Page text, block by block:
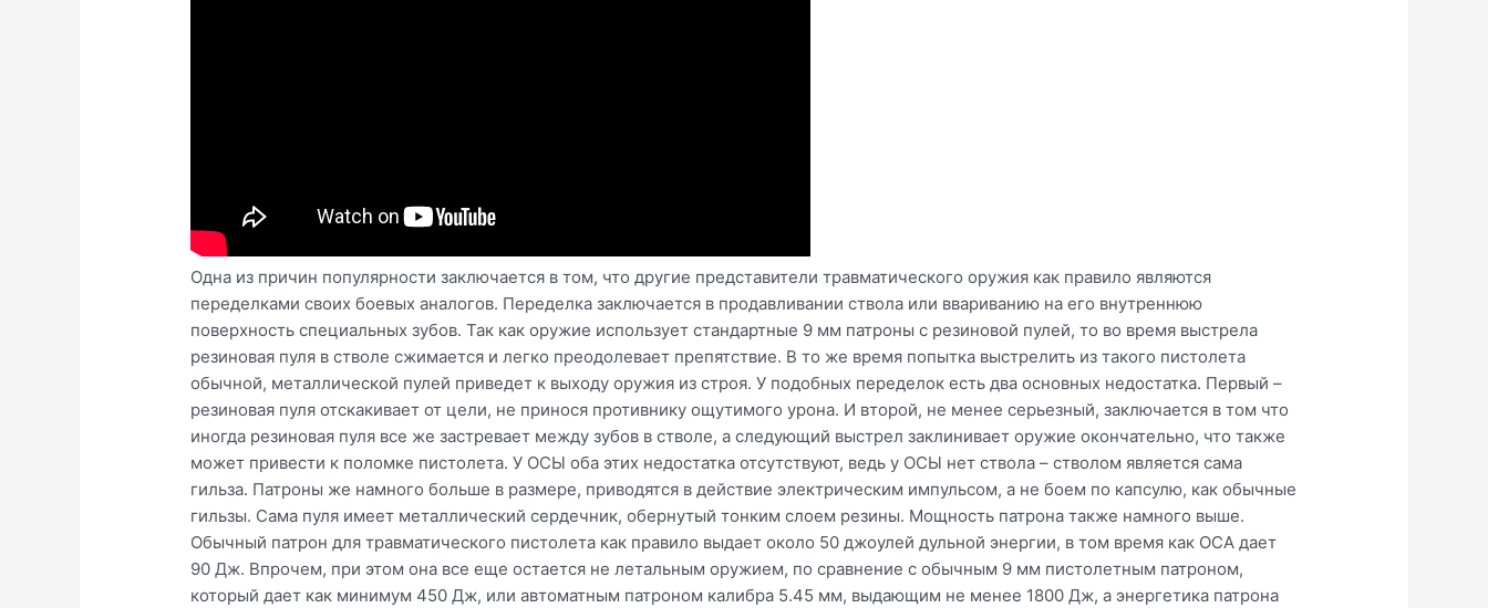
Одна из причин популярности заключается в том, что другие представители травматического оружия как правило являются
переделками своих боевых аналогов. Переделка заключается в продавливании ствола или ввариванию на его внутреннюю
поверхность специальных зубов. Так как оружие использует стандартные 9 мм патроны с резиновой пулей, то во время выстрела
резиновая пуля в стволе сжимается и легко преодолевает препятствие. В то же время попытка выстрелить из такого пистолета
обычной, металлической пулей приведет к выходу оружия из строя. У подобных переделок есть два основных недостатка. Первый –
резиновая пуля отскакивает от цели, не принося противнику ощутимого урона. И второй, не менее серьезный, заключается в том что
иногда резиновая пуля все же застревает между зубов в стволе, а следующий выстрел заклинивает оружие окончательно, что также
может привести к поломке пистолета. У ОСЫ оба этих недостатка отсутствуют, ведь у ОСЫ нет ствола – стволом является сама
гильза. Патроны же намного больше в размере, приводятся в действие электрическим импульсом, а не боем по капсулю, как обычные
гильзы. Сама пуля имеет металлический сердечник, обернутый тонким слоем резины. Мощность патрона также намного выше.
Обычный патрон для травматического пистолета как правило выдает около 50 джоулей дульной энергии, в том время как ОСА дает
90 Дж. Впрочем, при этом она все еще остается не летальным оружием, по сравнение с обычным 9 мм пистолетным патроном,
который дает как минимум 450 Дж, или автоматным патроном калибра 5.45 мм, выдающим не менее 1800 Дж, а энергетика патрона